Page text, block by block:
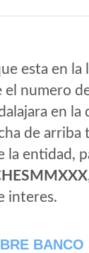
esta en la
el numero
en la
de
la entidad,
interes.
BANCO